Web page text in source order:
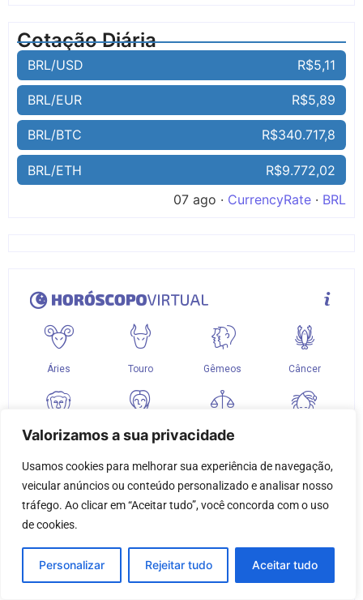
Valorizamos a sua privacidade
Usamos cookies para melhorar sua experiência de navegação,
veicular anúncios ou conteúdo personalizado e analisar nosso
tráfego. Ao clicar em “Aceitar tudo”, você concorda com o uso
de cookies.
Personalizar Rejeitar tudo Aceitar tudo
Cotação Diária
BRL/USD R$5,11
BRL/EUR R$5,89
BRL/BTC R$340.717,8
BRL/ETH
R$9.772,02
07 ago · CurrencyRate · BRL
Sociais